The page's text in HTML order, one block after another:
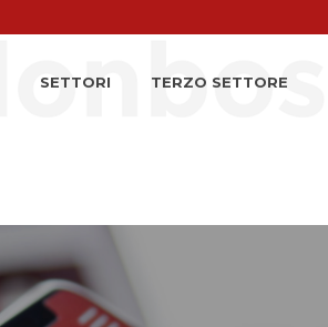
SETTORI TERZO SETTORE